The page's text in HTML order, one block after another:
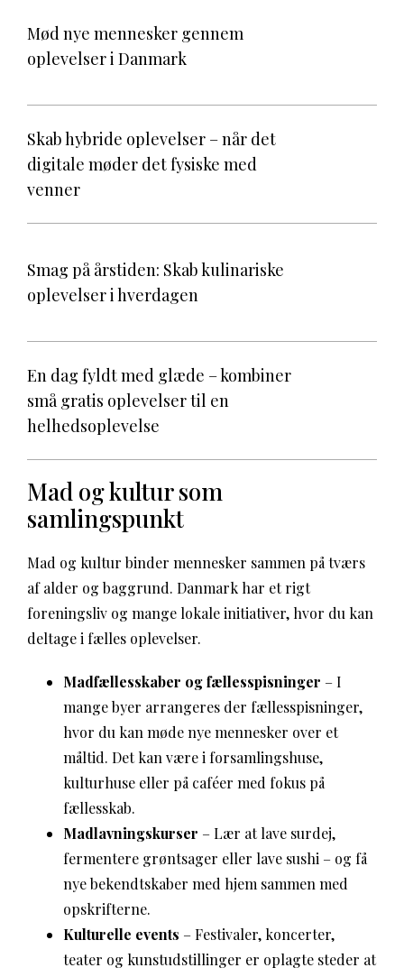
Mød nye mennesker gennem
oplevelser i Danmark
Skab hybride oplevelser – når det
digitale møder det fysiske med
venner
Smag på årstiden: Skab kulinariske
oplevelser i hverdagen
En dag fyldt med glæde – kombiner
små gratis oplevelser til en
helhedsoplevelse
Mad og kultur som
samlingspunkt
Mad og kultur binder mennesker sammen på tværs
af alder og baggrund. Danmark har et rigt
foreningsliv og mange lokale initiativer, hvor du kan
deltage i fælles oplevelser.
Madfællesskaber og fællesspisninger – I
mange byer arrangeres der fællesspisninger,
hvor du kan møde nye mennesker over et
måltid. Det kan være i forsamlingshuse,
kulturhuse eller på caféer med fokus på
fællesskab.
Madlavningskurser – Lær at lave surdej,
fermentere grøntsager eller lave sushi – og få
nye bekendtskaber med hjem sammen med
opskrifterne.
Kulturelle events – Festivaler, koncerter,
teater og kunstudstillinger er oplagte steder at